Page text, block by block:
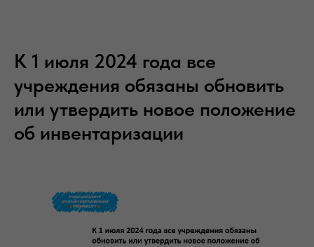
К 1 июля 2024 года все
учреждения обязаны обновить
или утвердить новое положение
об инвентаризации